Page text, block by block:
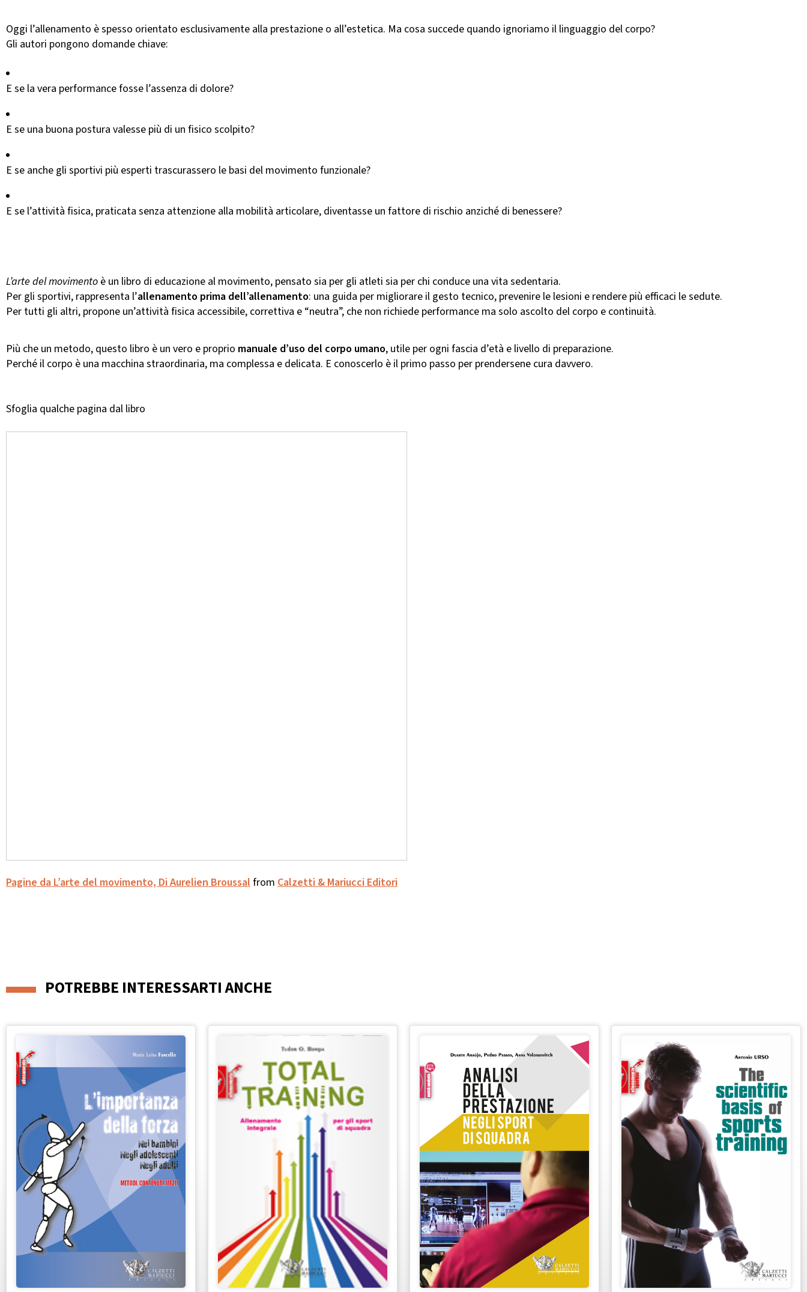
Oggi l’allenamento è spesso orientato esclusivamente alla prestazione o all’estetica. Ma cosa succede quando ignoriamo il linguaggio del corpo?
Gli autori pongono domande chiave:
E se la vera performance fosse l’assenza di dolore?
E se una buona postura valesse più di un fisico scolpito?
E se anche gli sportivi più esperti trascurassero le basi del movimento funzionale?
E se l’attività fisica, praticata senza attenzione alla mobilità articolare, diventasse un fattore di rischio anziché di benessere?
L’arte del movimento è un libro di educazione al movimento, pensato sia per gli atleti sia per chi conduce una vita sedentaria.
Per gli sportivi, rappresenta l’allenamento prima dell’allenamento: una guida per migliorare il gesto tecnico, prevenire le lesioni e rendere più efficaci le sedute.
Per tutti gli altri, propone un’attività fisica accessibile, correttiva e “neutra”, che non richiede performance ma solo ascolto del corpo e continuità.
Più che un metodo, questo libro è un vero e proprio manuale d’uso del corpo umano, utile per ogni fascia d’età e livello di preparazione.
Perché il corpo è una macchina straordinaria, ma complessa e delicata. E conoscerlo è il primo passo per prendersene cura davvero.
Sfoglia qualche pagina dal libro
Pagine da L’arte del movimento, Di Aurelien Broussal from Calzetti & Mariucci Editori
POTREBBE INTERESSARTI ANCHE